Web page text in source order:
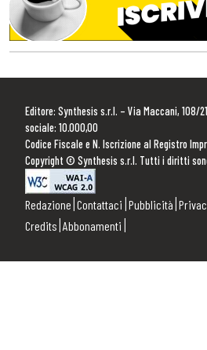
Editore: Synthesis s.r.l. – Via Maccani, 108/
sociale: 10.000,00
Codice Fiscale e N. Iscrizione al Registro
Copyright © Synthesis s.r.l. Tutti i diritti
Redazione Contattaci Pubblicità
Credits Abbonamenti